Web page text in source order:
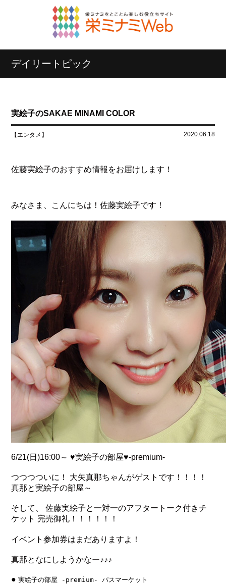
デイリートピック
実絵子のSAKAE MINAMI COLOR
【エンタメ】 2020.06.18
佐藤実絵子のおすすめ情報をお届けします！
みなさま、こんにちは！佐藤実絵子です！
6/21(日)16:00～ ♥実絵子の部屋♥-premium-
つつつついに！ 大矢真那ちゃんがゲストです！！！！
真那と実絵子の部屋～
そして、 佐藤実絵子と一対一のアフタートーク付きチ
ケット 完売御礼！！！！！！
イベント参加券はまだありますよ！
真那となにしようかなー♪♪♪
●実絵子の部屋 -premium- パスマーケット